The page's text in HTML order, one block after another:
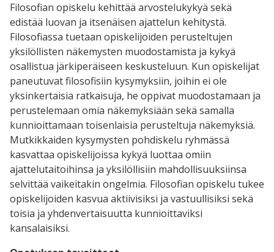
Filosofian opiskelu kehittää arvostelukykyä sekä
edistää luovan ja itsenäisen ajattelun kehitystä.
Filosofiassa tuetaan opiskelijoiden perusteltujen
yksilöllisten näkemysten muodostamista ja kykyä
osallistua järkiperäiseen keskusteluun. Kun opiskelijat
paneutuvat filosofisiin kysymyksiin, joihin ei ole
yksinkertaisia ratkaisuja, he oppivat muodostamaan ja
perustelemaan omia näkemyksiään sekä samalla
kunnioittamaan toisenlaisia perusteltuja näkemyksiä.
Mutkikkaiden kysymysten pohdiskelu ryhmässä
kasvattaa opiskelijoissa kykyä luottaa omiin
ajattelutaitoihinsa ja yksilöllisiin mahdollisuuksiinsa
selvittää vaikeitakin ongelmia. Filosofian opiskelu tukee
opiskelijoiden kasvua aktiivisiksi ja vastuullisiksi sekä
toisia ja yhdenvertaisuutta kunnioittaviksi
kansalaisiksi.